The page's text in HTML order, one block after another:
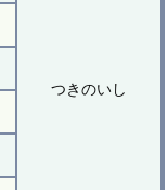
つきのいし